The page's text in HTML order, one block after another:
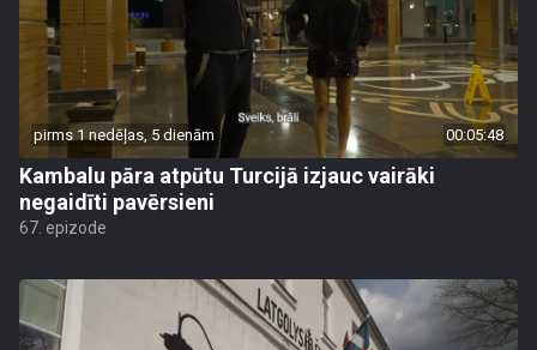
pirms 1 nedēļas, 5 dienām 00:05:48
Kambalu pāra atpūtu Turcijā izjauc vairāki
negaidīti pavērsieni
67. epizode